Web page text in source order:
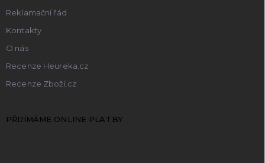
Reklamační řád
Kontakty
O nás
Recenze Heureka.cz
Recenze Zboží.cz
PŘIJÍMÁME ONLINE PLATBY